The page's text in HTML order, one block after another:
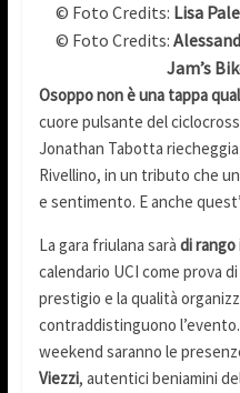
© Foto Credits: Lisa
© Foto Credits:
Jam’s
Osoppo non è una tappa
cuore pulsante del
Jonathan Tabotta
Rivellino, in un tributo che
e sentimento. E anche
La gara friulana sarà di
calendario UCI come prova di
prestigio e la qualità
contraddistinguono
weekend saranno le
Viezzi, autentici beniamini